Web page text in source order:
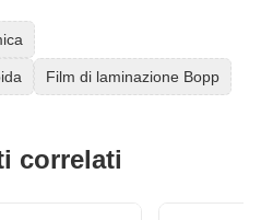
Film di laminazione Bopp
correlati